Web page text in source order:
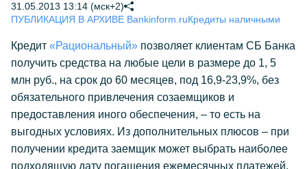
31.05.2013 13:14 (мск+2)
ПУБЛИКАЦИЯ В АРХИВЕ Bankinform.ruКредиты наличными
Кредит «Рациональный» позволяет клиентам СБ Банка
получить средства на любые цели в размере до 1, 5
млн руб., на срок до 60 месяцев, под 16,9-23,9%, без
обязательного привлечения созаемщиков и
предоставления иного обеспечения, – то есть на
выгодных условиях. Из дополнительных плюсов – при
получении кредита заемщик может выбрать наиболее
подходящую дату погашения ежемесячных платежей.